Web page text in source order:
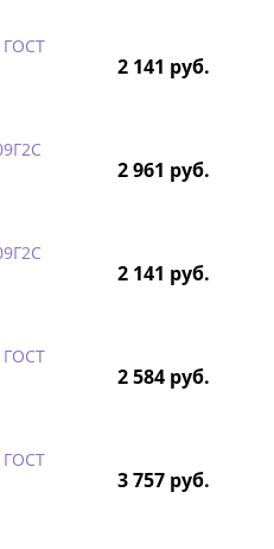
ГОСТ
2 141 руб.
2 961 руб.
2 141 руб.
ГОСТ
2 584 руб.
ГОСТ
3 757 руб.